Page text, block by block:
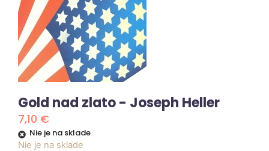
Gold nad zlato - Joseph Heller
7,10 €
Nie je na sklade
Nie je na sklade